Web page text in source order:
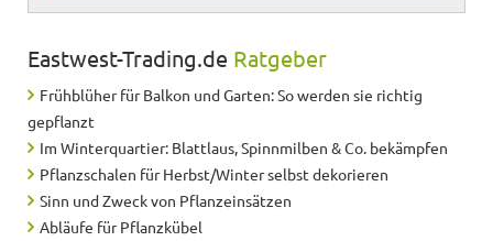
Eastwest-Trading.de Ratgeber
Frühblüher für Balkon und Garten: So werden sie richtig
gepflanzt
Im Winterquartier: Blattlaus, Spinnmilben & Co. bekämpfen
Pflanzschalen für Herbst/Winter selbst dekorieren
Sinn und Zweck von Pflanzeinsätzen
Abläufe für Pflanzkübel